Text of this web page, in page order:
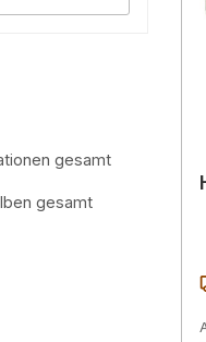
gesamt
gesamt